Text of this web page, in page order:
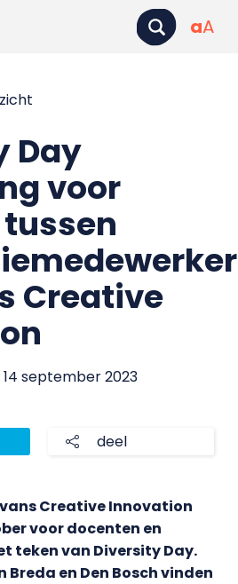
aA
Day
voor
Creative
14 september 2023
deel
Creative Innovation
voor docenten en
teken van Diversity Day.
Breda en Den Bosch vinden